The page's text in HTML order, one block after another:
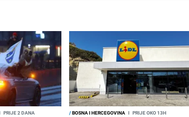
PRIJE 2 DANA /BOSNA I HERCEGOVINA I PRIJE OKO 13H